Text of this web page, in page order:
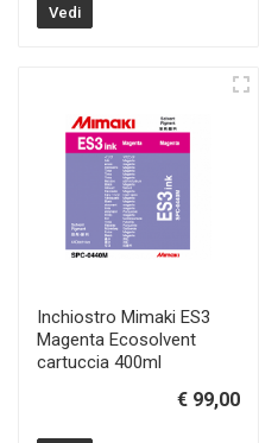
Vedi
Inchiostro Mimaki ES3
Magenta Ecosolvent
cartuccia 400ml
€ 99,00